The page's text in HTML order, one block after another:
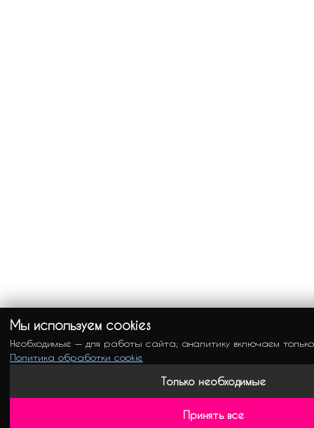
Мы используем cookies
Необходимые — для работы сайта; аналитику включаем
Политика обработки cookie
Только необходимые
Принять все